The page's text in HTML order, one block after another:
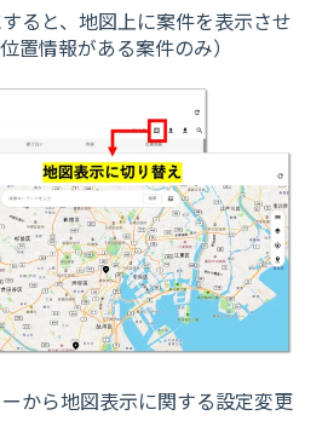
ると、地図上に案件を表示させ
置情報がある案件のみ）
から地図表示に関する設定変更